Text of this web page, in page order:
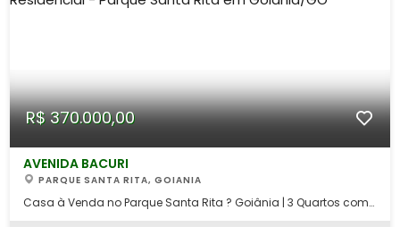
R$ 370.000,00
AVENIDA BACURI
PARQUE SANTA RITA, GOIANIA
Casa à Venda no Parque Santa Rita ? Goiânia | 3 Quartos com